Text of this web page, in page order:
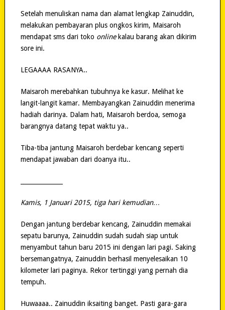
Setelah menuliskan nama dan alamat lengkap Zainuddin,
melakukan pembayaran plus ongkos kirim, Maisaroh
mendapat sms dari toko onlinekalau barang akan dikirim
sore ini.
LEGAAAA RASANYA..
Maisaroh merebahkan tubuhnya ke kasur. Melihat ke
langit-langit kamar. Membayangkan Zainuddin menerima
hadiah darinya. Dalam hati, Maisaroh berdoa, semoga
barangnya datang tepat waktu ya..
Tiba-tiba jantung Maisaroh berdebar kencang seperti
mendapat jawaban dari doanya itu..
Kamis, 1 Januari 2015, tiga hari kemudian…
Dengan jantung berdebar kencang, Zainuddin memakai
sepatu barunya, Zainuddin sudah sudah siap untuk
menyambut tahun baru 2015 ini dengan lari pagi. Saking
bersemangatnya, Zainuddin berhasil menyelesaikan 10
kilometer lari paginya. Rekor tertinggi yang pernah dia
tempuh.
Huwaaaa.. Zainuddin iksaiting banget. Pasti gara-gara